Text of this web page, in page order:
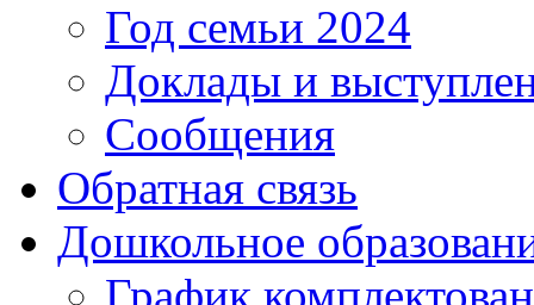
Год семьи 2024
Доклады и
Сообщения
Обратная связь
Дошкольное